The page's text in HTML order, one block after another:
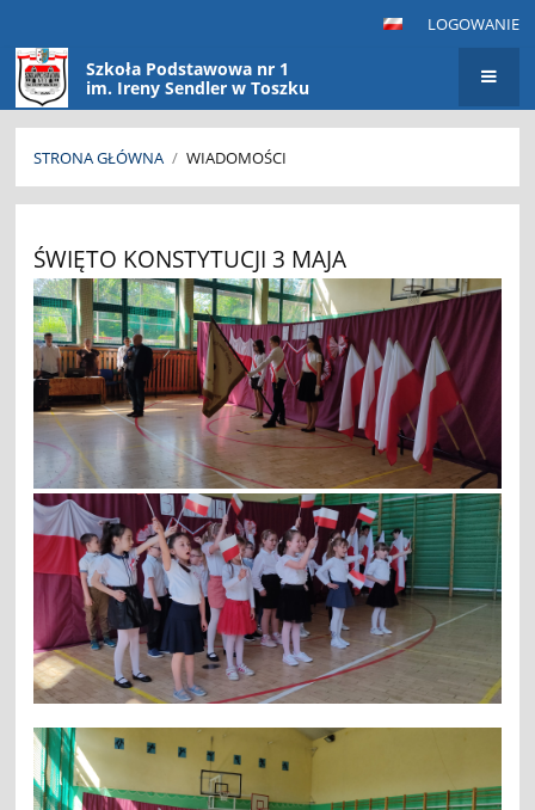
LOGOWANIE
Szkoła Podstawowa nr 1
im. Ireny Sendler w Toszku
STRONA GŁÓWNA / WIADOMOŚCI
ŚWIĘTO KONSTYTUCJI 3 MAJA